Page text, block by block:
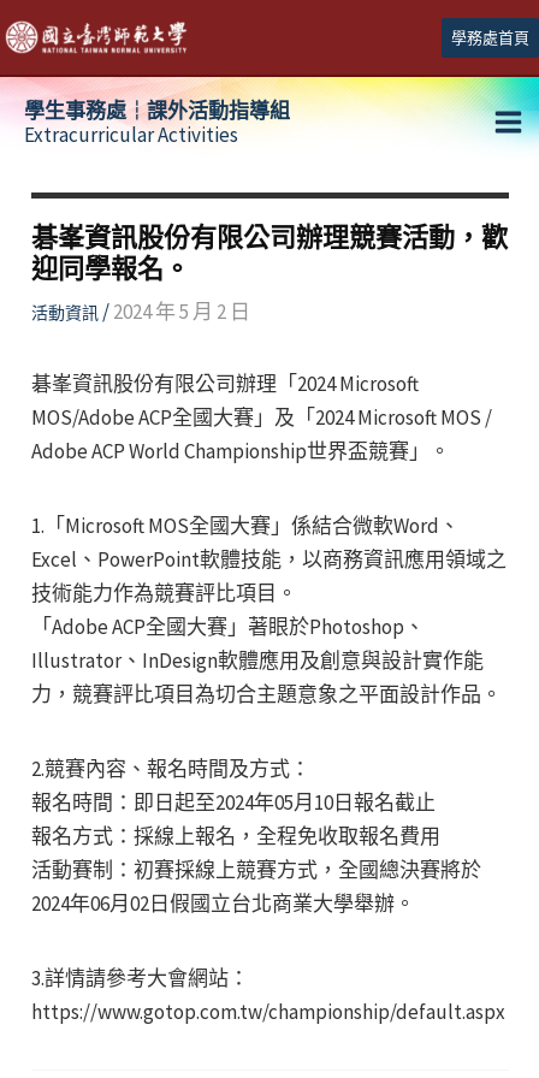
跳
至
主
學務處首頁
學生事務處┆課外活動指導組
Extracurricular Activities
碁峯資訊股份有限公司辦理競賽活動，歡
迎同學報名。
活動資訊/2024 年 5 月 2 日
碁峯資訊股份有限公司辦理「2024 Microsoft
MOS/Adobe ACP全國大賽」及「2024 Microsoft MOS /
Adobe ACP World Championship世界盃競賽」。
1.「Microsoft MOS全國大賽」係結合微軟Word、
Excel、PowerPoint軟體技能，以商務資訊應用領域之
技術能力作為競賽評比項目。
「Adobe ACP全國大賽」著眼於Photoshop、
Illustrator、InDesign軟體應用及創意與設計實作能
力，競賽評比項目為切合主題意象之平面設計作品。
2.競賽內容、報名時間及方式：
報名時間：即日起至2024年05月10日報名截止
報名方式：採線上報名，全程免收取報名費用
活動賽制：初賽採線上競賽方式，全國總決賽將於
2024年06月02日假國立台北商業大學舉辦。
3.詳情請參考大會網站：
https://www.gotop.com.tw/championship/default.aspx